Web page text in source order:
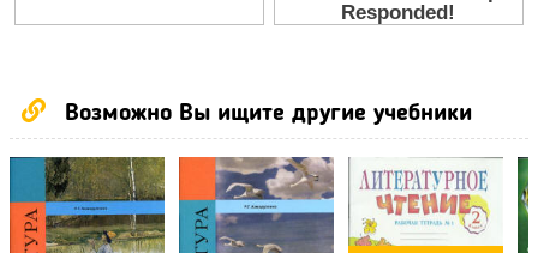
Возможно Вы ищите другие учебники